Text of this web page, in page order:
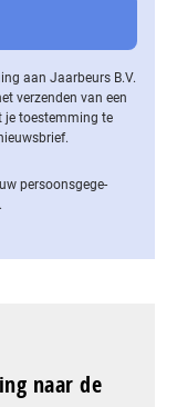
aan Jaarbeurs B.V.
verzenden van een
je toestemming te
per­soons­ge­ge­
naar de